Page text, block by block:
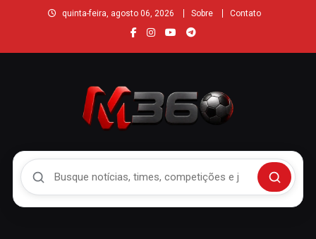
quinta-feira, agosto 06, 2026 Sobre Contato
Buscar